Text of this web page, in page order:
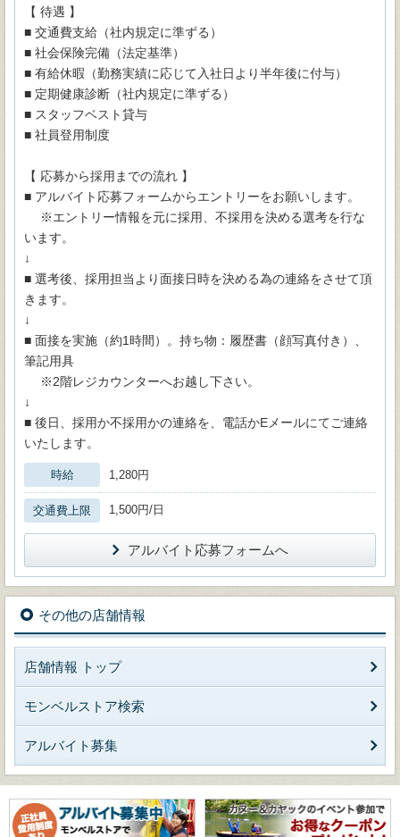
【 待遇 】
■ 交通費支給（社内規定に準ずる）
■ 社会保険完備（法定基準）
■ 有給休暇（勤務実績に応じて入社日より半年後に付与）
■ 定期健康診断（社内規定に準ずる）
■ スタッフベスト貸与
■ 社員登用制度
【 応募から採用までの流れ 】
■ アルバイト応募フォームからエントリーをお願いします。
※エントリー情報を元に採用、不採用を決める選考を行な
います。
↓
■ 選考後、採用担当より面接日時を決める為の連絡をさせて頂
きます。
↓
■ 面接を実施（約1時間）。持ち物：履歴書（顔写真付き）、
筆記用具
※2階レジカウンターへお越し下さい。
↓
■ 後日、採用か不採用かの連絡を、電話かEメールにてご連絡
いたします。
時給 1,280円
交通費上限 1,500円/日
アルバイト応募フォームへ
その他の店舗情報
店舗情報 トップ
モンベルストア検索
アルバイト募集